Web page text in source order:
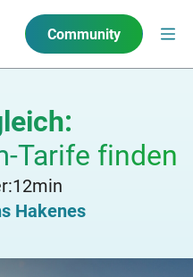
Community
Tarife finden
12min
Hakenes